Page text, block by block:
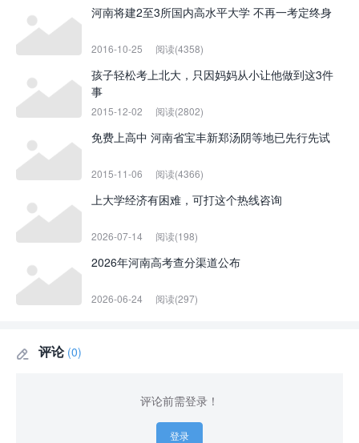
河南将建2至3所国内高水平大学 不再一考定终身
2016-10-25 阅读(4358)
孩子轻松考上北大，只因妈妈从小让他做到这3件
事
2015-12-02 阅读(2802)
免费上高中 河南省宝丰新郑汤阴等地已先行先试
2015-11-06 阅读(4366)
上大学经济有困难，可打这个热线咨询
2026-07-14 阅读(198)
2026年河南高考查分渠道公布
2026-06-24 阅读(297)
 评论 (0)
评论前需登录！
登录